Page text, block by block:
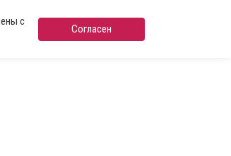
с
Согласен